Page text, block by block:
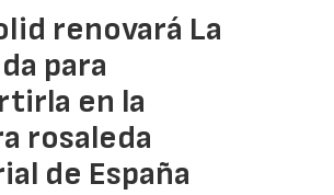
renovará La
para
en la
rosaleda
de España